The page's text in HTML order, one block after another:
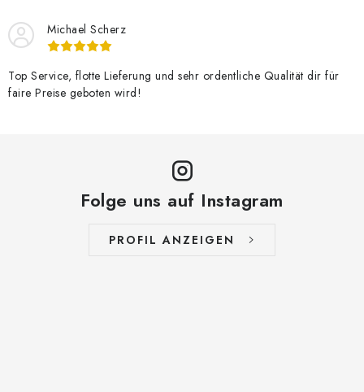
Michael Scherz
Top Service, flotte Lieferung und sehr ordentliche Qualität dir für
faire Preise geboten wird!
Folge uns auf Instagram
PROFIL ANZEIGEN